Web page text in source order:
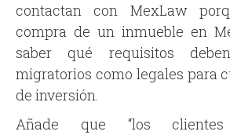
contactan con MexLaw
compra de un inmueble en
saber qué requisitos
migratorios como legales para
de inversión.
Añade que “los